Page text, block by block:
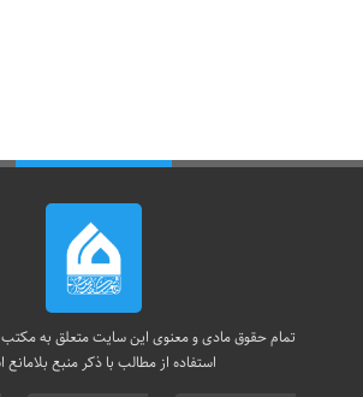
تمام حقوق مادی و معنوی این سایت متعلق به
استفاده از مطالب با ذکر منبع